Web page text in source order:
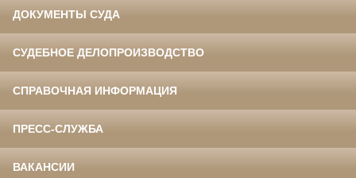
ДОКУМЕНТЫ СУДА
СУДЕБНОЕ ДЕЛОПРОИЗВОДСТВО
СПРАВОЧНАЯ ИНФОРМАЦИЯ
ПРЕСС-СЛУЖБА
ВАКАНСИИ